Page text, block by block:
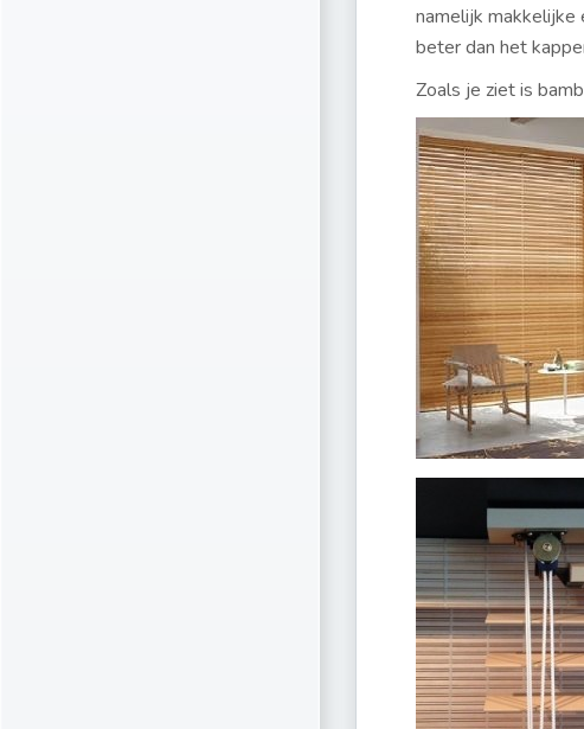
namelijk makkelijke
beter dan het
Zoals je ziet is